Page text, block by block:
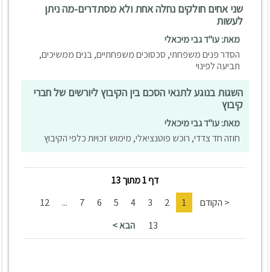
שני אחים חולקים נחלה אחת ולא מסתדרים-מה ניתן
לעשות
מאת: עו"ד גבי מיכאלי
הסדר פנים משפחתי, סכסוכים משפחתיים, בנים ממשיכים,
תביעה לפינוי
השגות בנוגע לתנאי הסכם בין הקיבוץ ליורשים של חברי
קיבוץ
מאת: עו"ד גבי מיכאלי
חוזה חד צדדי, רוכש פוטנציאלי, מימוש זכויות כלפי הקיבוץ
דף 1 מתוך 13
< הקודם
1
2
3
4
5
6
7
...
12
13
הבא >